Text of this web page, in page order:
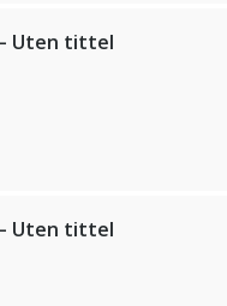
Uten tittel
Uten tittel